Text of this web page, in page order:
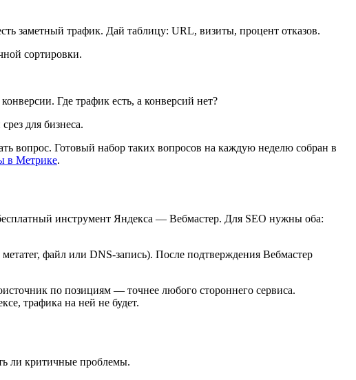
заметный трафик. Дай таблицу: URL, визиты, процент отказов.
сортировки.
Где трафик есть, а конверсий нет?
для бизнеса.
вопрос. Готовый набор таких вопросов на каждую неделю собран в
в Метрике.
инструмент Яндекса — Вебмастер. Для SEO нужны оба:
файл или DNS-запись). После подтверждения Вебмастер
по позициям — точнее любого стороннего сервиса.
трафика на ней не будет.
ли критичные проблемы.